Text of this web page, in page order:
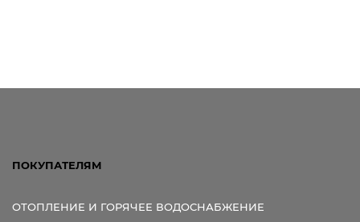
Васильков,
ПОКУПАТЕЛЯМ
ОТОПЛЕНИЕ И ГОРЯЧЕЕ ВОДОСНАБЖЕНИЕ